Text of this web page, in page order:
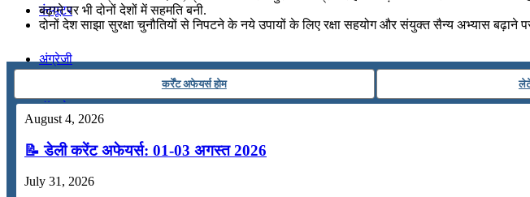
कंप्यूटर
अंग्रेजी
मॉक टेस्ट
टुडेज जीके
बढ़ाने पर भी दोनों देशों में सहमति बनी.
दोनों देश साझा सुरक्षा चुनौतियों से निपटने के नये उपायों के लिए रक्षा सहयोग और संयुक्‍त सैन्‍य अभ्‍यास बढ़ाने
कर्रेंट अफेयर्स होम
August 4, 2026
📝 डेली करेंट अफेयर्स: 01-03 अगस्त 2026
July 31, 2026